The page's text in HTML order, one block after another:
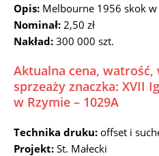
Opis: Melbourne 1956 skok w
Nominał: 2,50 zł
Nakład: 300 000 szt.
Aktualna cena,
sprzeaży znaczka: XVII
w Rzymie – 1029A
Technika druku: offset i
Projekt: St. Małecki